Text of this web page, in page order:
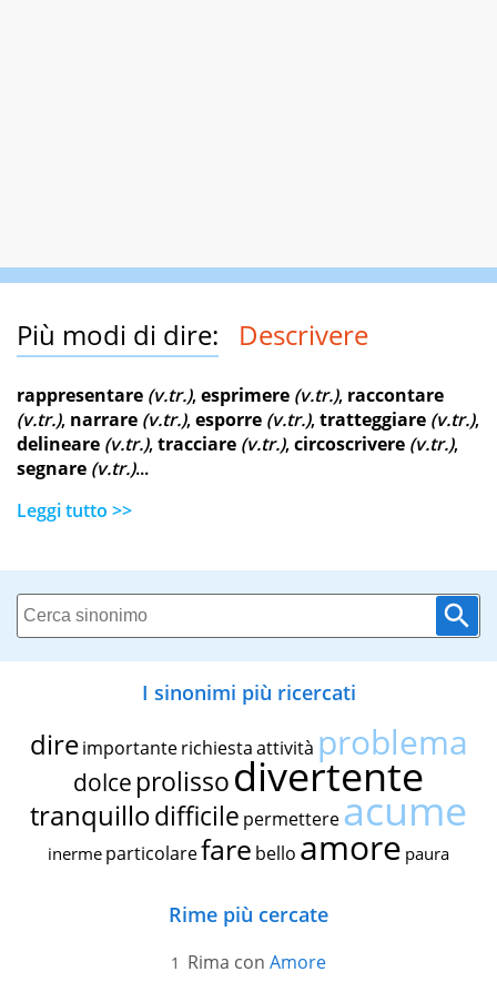
Più modi di dire: Descrivere
rappresentare (v.tr.),esprimere (v.tr.), raccontare
(v.tr.), narrare (v.tr.),esporre (v.tr.),tratteggiare (v.tr.),
delineare (v.tr.),tracciare (v.tr.),circoscrivere (v.tr.),
segnare (v.tr.)...
Leggi tutto >>
I sinonimi più ricercati
dire importante richiestaattività problema
dolce prolissodivertente
tranquillodifficile permettereacume
inerme particolarefare bello amore paura
Rime più cercate
Rima con Amore